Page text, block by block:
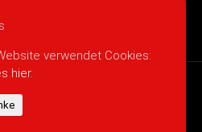
verwendet Cookies:
hier.